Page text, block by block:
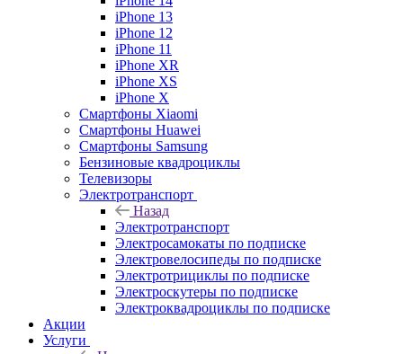
iPhone 13
iPhone 12
iPhone 11
iPhone XR
iPhone XS
iPhone X
Смартфоны Xiaomi
Смартфоны Huawei
Смартфоны Samsung
Бензиновые квадроциклы
Телевизоры
Электротранспорт
Назад
Электротранспорт
Электросамокаты по подписке
Электровелосипеды по подписке
Электротрициклы по подписке
Электроскутеры по подписке
Электроквадроциклы по подписке
Акции
Услуги